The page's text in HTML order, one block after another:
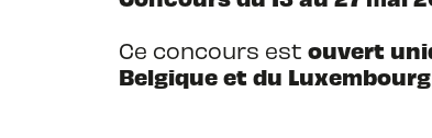
Ce concours est ouvert
Belgique et du